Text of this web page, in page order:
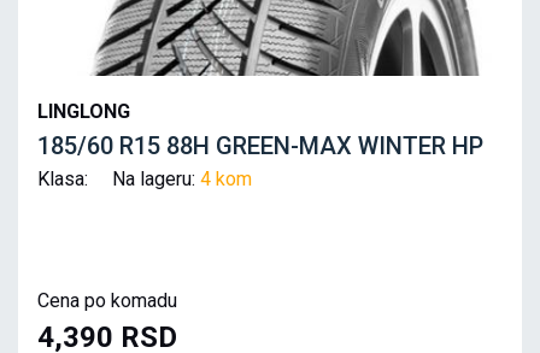
LINGLONG
185/60 R15 88H GREEN-MAX WINTER HP
Klasa: Na lageru: 4 kom
Cena po komadu
4,390 RSD